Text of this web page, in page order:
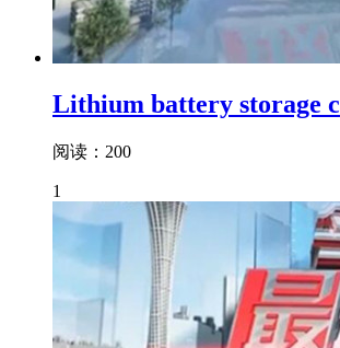
Lithium battery storage c
阅读：200
1